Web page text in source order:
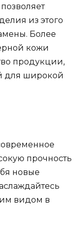
из этого
Более
кожи
продукции,
для широкой
прочность
новые
видом в